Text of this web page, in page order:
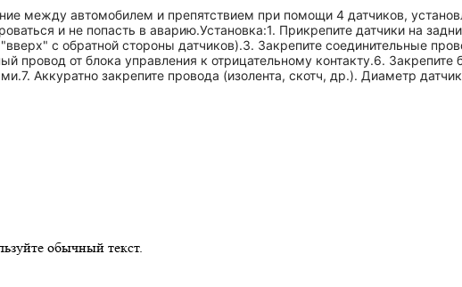
между автомобилем и препятствием при помощи 4 датчиков,
и не попасть в аварию.Установка:1. Прикрепите датчики на
с обратной стороны датчиков).3. Закрепите соединительные
провод от блока управления к отрицательному контакту.6.
Аккуратно закрепите провода (изолента, скотч, др.). Диаметр
обычный текст.